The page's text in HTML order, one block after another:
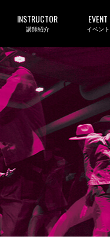
INSTRUCTOR
講師紹介
EVENT
イベント